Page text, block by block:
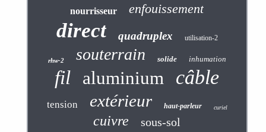
nourrisseur enfouissement
direct quadruplex utilisation-2
rhw-2 souterrain solide inhumation
fil aluminium câble
tension extérieur haut-parleur curiel
cuivre sous-sol